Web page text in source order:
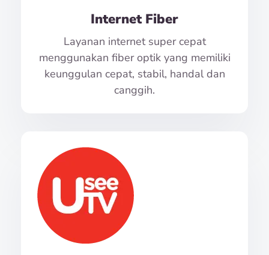
Internet Fiber
Layanan internet super cepat
menggunakan fiber optik yang memiliki
keunggulan cepat, stabil, handal dan
canggih.